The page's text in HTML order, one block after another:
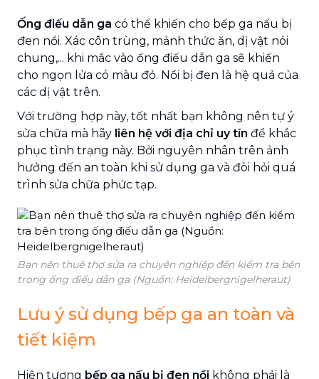
Ống điếu dẫn ga có thể khiến cho bếp ga nấu bị
đen nồi. Xác côn trùng, mảnh thức ăn, dị vật nói
chung,... khi mắc vào ống điếu dẫn ga sẽ khiến
cho ngọn lửa có màu đỏ. Nồi bị đen là hệ quả của
các dị vật trên.
Với trường hợp này, tốt nhất bạn không nên tự ý
sửa chữa mà hãy liên hệ với địa chỉ uy tín để khắc
phục tình trạng này. Bởi nguyên nhân trên ảnh
hưởng đến an toàn khi sử dụng ga và đòi hỏi quá
trình sửa chữa phức tạp.
Bạn nên thuê thợ sửa ra chuyên nghiệp đến kiểm tra bên
trong ống điếu dẫn ga (Nguồn: Heidelbergnigelheraut)
Lưu ý sử dụng bếp ga an toàn và
tiết kiệm
Hiện tượng bếp ga nấu bị đen nồi không phải là